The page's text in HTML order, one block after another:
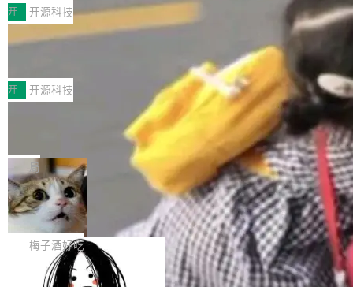
MPComm将作为一种传输引擎接入Mooncake T
ENT，实现零拷贝传输性能提升30%、非零拷贝
传输性能最高提升5倍。UCL-MPComm底层基
于自研UCL-Engine通信引擎，后续腾讯网平将
持续开源更多基于UCL-Engine的高性能通信组
件。 腾讯网平团队在UCL-MPComm中实现了一
个独立于业务线程的全局通信引擎（Engine），
型案例入选名单》，深信服“面向企业研发场景的
开源 AI 编程平台 CoStrict 应用”凭借卓越的技术
创新与落地成效成功入选。 全链路私有化部署，
助力企业AI研发安全落地 当前，越来越多企业已
经开始引入 AI Coding 工具，通过调用公有云模
型或企业内部部署模型提升研发效率。但随着 AI
Coding 从个人辅助工具逐步走向团队级、组织
级应用，企业在规模化落地过程中，对安全性、
可控性和代码质量提出了更高要求。 首先是数据
安全与合规要求。对于大多数普通研发场景，公
有云模型能够满足快速试用和效率提升的需求。
但对于金融、能源、医疗等对数据安全要求较...
开 开源科技
深信服AI算力网关入选工信部人工智能
前不久，工业和信息化部正式发布《2025年人工
智能应用典型案例名单》，集中展示人工智能在
各领域的应用成果，覆盖技术底座、行业赋能、
产品应用、支撑保障、专题等五大方向。深信服
AI算力网关（AI创新平台）成功入选！ 随着各行
各业的Agent走向规模化建设，算力构成形态逐
渐丰富，用户关注的重点也在发生变化：不只是
让AI用起来，还要进一步看清混合算力时代下，
Token花在哪里、算力是否被充分利用，以及持
续增长的AI成本该如何优化。 深信服AI算力网关
正是围绕这些实际问题，从Token治理和成本治
理两个方面，让用户的每一份算力都看得清、管
开 开源科技
Jeff Dean 离开 Google：一个时代的结
束，一个实验室的开始
Google 员工编号 20。MapReduce 作者之一。
Bigtable 作者之一。TensorFlow 的作者之一。
Gemini 的架构师。Google 首席科学家。 Jeff D
ean 在 Google 工作了 27 年后，宣布离职。 他
不是一个人走。一同离开的还有 Sanjay Ghema
wat（Google 员工编号 23，Jeff Dean 二十多
年的编程搭档，MapReduce 和 Bigtable 的共同
作者）、Quoc Le（Google 大脑核心成员，Se
局
🔥 SolonCode v2026.8.4 发布：界面
字体可调、22 种语言、记忆搜索增强
打开终端就能上岗的全中文编码智能体，这一轮
把「看得清、用母语、记得住」三件事一次补
齐。 SolonCode 是什么 SolonCode 是杭州无
耳科技研发的企业级终端编码智能体——一位全
梅子酒好吃
让“代码语义理解”深度释放AI Coding